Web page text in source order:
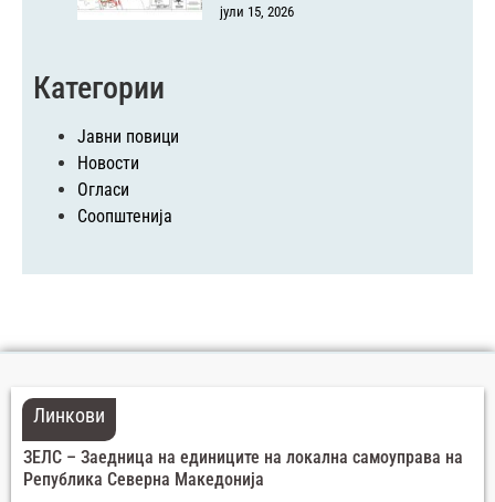
јули 15, 2026
Категории
Јавни повици
Новости
Огласи
Соопштенија
Линкови
ЗЕЛС – Заедница на единиците на локална самоуправа на
Република Северна Македонија